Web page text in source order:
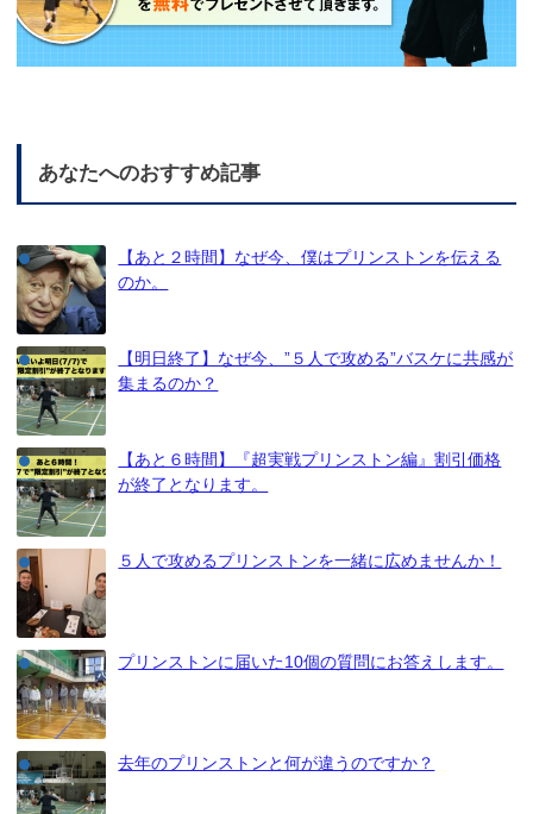
あなたへのおすすめ記事
【あと２時間】なぜ今、僕はプリンストンを伝える
のか。
【明日終了】なぜ今、”５人で攻める”バスケに共感が
集まるのか？
【あと６時間】『超実戦プリンストン編』割引価格
が終了となります。
５人で攻めるプリンストンを一緒に広めませんか！
プリンストンに届いた10個の質問にお答えします。
去年のプリンストンと何が違うのですか？